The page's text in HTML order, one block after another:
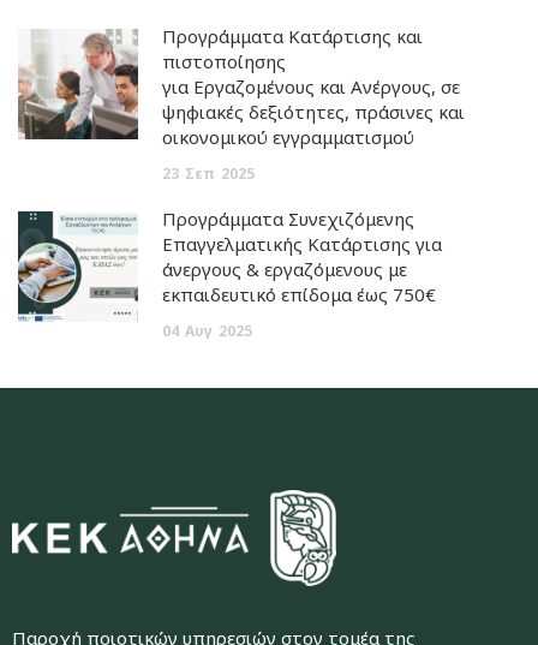
Προγράμματα Κατάρτισης και
πιστοποίησης
για Εργαζομένους και Ανέργους, σε
ψηφιακές δεξιότητες, πράσινες και
οικονομικού εγγραμματισμού
23 Σεπ 2025
Προγράμματα Συνεχιζόμενης
Επαγγελματικής Κατάρτισης για
άνεργους & εργαζόμενους με
εκπαιδευτικό επίδομα έως 750€
04 Αυγ 2025
Παροχή ποιοτικών υπηρεσιών στον τομέα της